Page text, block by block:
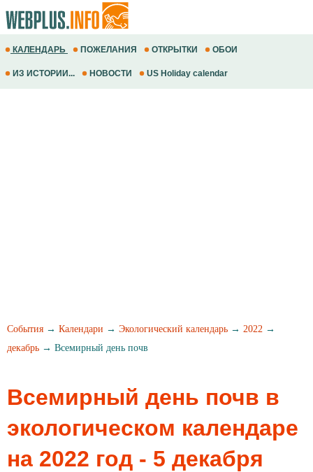
КАЛЕНДАРЬ ПОЖЕЛАНИЯ ОТКРЫТКИ ОБОИ
ИЗ ИСТОРИИ... НОВОСТИ US Holiday calendar
События → Календари → Экологический календарь → 2022 →
декабрь → Всемирный день почв
Всемирный день почв в
экологическом календаре
на 2022 год - 5 декабря